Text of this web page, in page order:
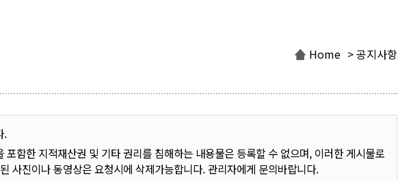
Home > 공지사항
.
함한 지적재산권 및 기타 권리를 침해하는 내용물은 등록할 수 없으며, 이러한 게시물로
사진이나 동영상은 요청시에 삭제가능합니다. 관리자에게 문의바랍니다.